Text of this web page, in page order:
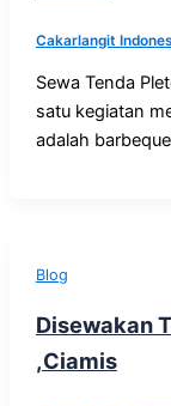
Cakarlangit
Sewa Tenda
satu kegiatan
adalah
Blog
Disewakan
,Ciamis